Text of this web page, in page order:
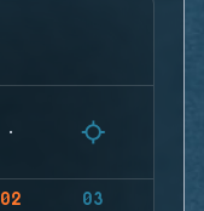
02 03